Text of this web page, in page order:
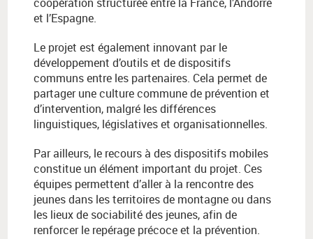
et l’Espagne.
Le projet est également innovant par le
développement d’outils et de dispositifs
communs entre les partenaires. Cela permet de
partager une culture commune de prévention et
d’intervention, malgré les différences
linguistiques, législatives et organisationnelles.
Par ailleurs, le recours à des dispositifs mobiles
constitue un élément important du projet. Ces
équipes permettent d’aller à la rencontre des
jeunes dans les territoires de montagne ou dans
les lieux de sociabilité des jeunes, afin de
renforcer le repérage précoce et la prévention.